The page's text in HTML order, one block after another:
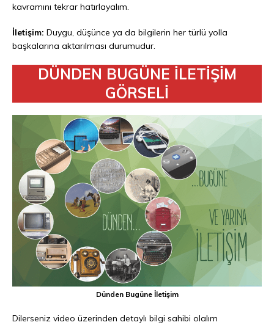
kavramını tekrar hatırlayalım.
İletişim: Duygu, düşünce ya da bilgilerin her türlü yolla
başkalarına aktarılması durumudur.
DÜNDEN BUGÜNE İLETİŞİM
GÖRSELİ
Dünden Bugüne İletişim
Dilerseniz video üzerinden detaylı bilgi sahibi olalım